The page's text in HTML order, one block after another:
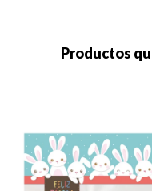
Productos